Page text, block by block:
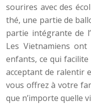
sourires avec des
thé, une partie de
partie intégrante de
Les Vietnamiens
enfants, ce qui
acceptant de ralentir
vous offrez à votre
que n’importe quelle